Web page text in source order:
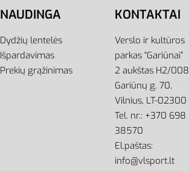
NAUDINGA
Dydžių lentelės
Išpardavimas
Prekių grąžinimas
KONTAKTAI
Verslo ir kultūros
parkas “Gariūnai”
2 aukštas H2/008
Gariūnų g. 70,
Vilnius, LT-02300
Tel. nr.: +370 698
38570
El.paštas:
info@vlsport.lt